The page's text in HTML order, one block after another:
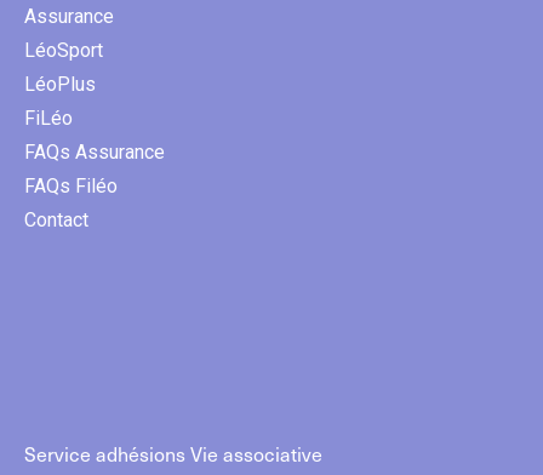
Assurance
LéoSport
LéoPlus
FiLéo
FAQs Assurance
FAQs Filéo
Contact
Service adhésions Vie associative